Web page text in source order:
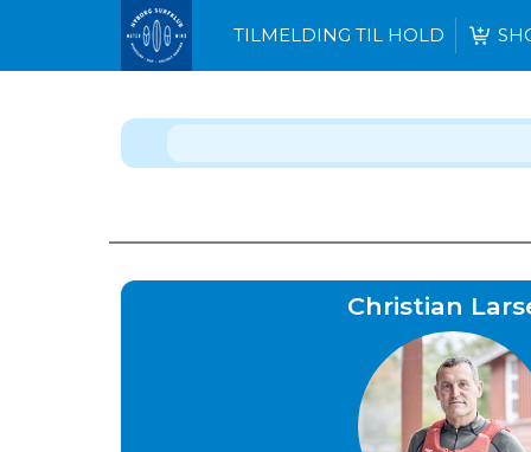
TILMELDING TIL HOLD
Christian